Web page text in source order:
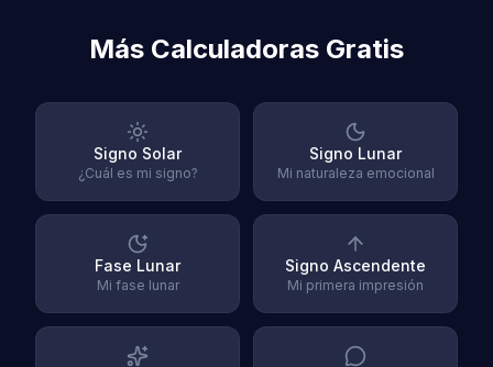
Más Calculadoras Gratis
Signo Solar
¿Cuál es mi signo?
Signo Lunar
Mi naturaleza emocional
Fase Lunar
Mi fase lunar
Signo Ascendente
Mi primera impresión